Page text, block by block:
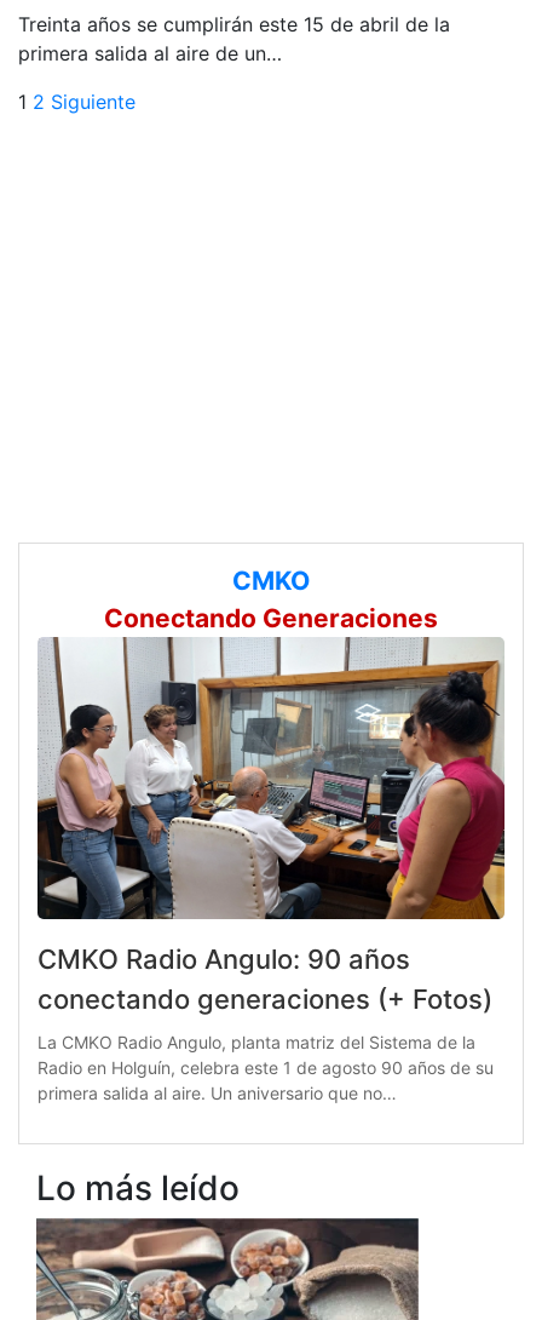
Treinta años se cumplirán este 15 de abril de la
primera salida al aire de un…
Paginación
1 2 Siguiente
CMKO
Conectando Generaciones
CMKO Radio Angulo: 90 años
conectando generaciones (+ Fotos)
La CMKO Radio Angulo, planta matriz del Sistema de la
Radio en Holguín, celebra este 1 de agosto 90 años de su
primera salida al aire. Un aniversario que no…
Lo más leído